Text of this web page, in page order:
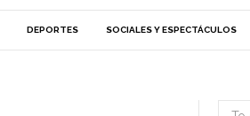
DEPORTES SOCIALES Y ESPECTÁCULOS
Search